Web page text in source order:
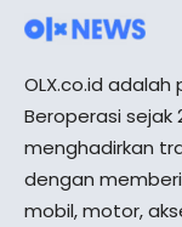
OLX.co.id
Beroperasi sejak
menghadirkan
dengan
mobil, motor,